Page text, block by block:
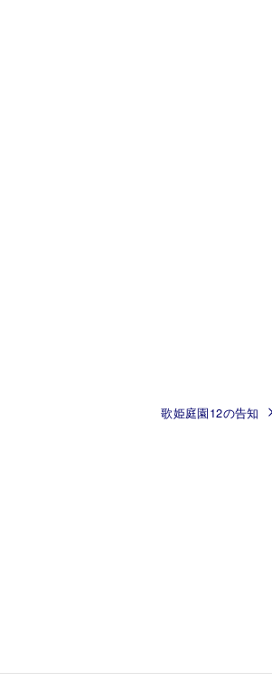
歌姫庭園12の告知